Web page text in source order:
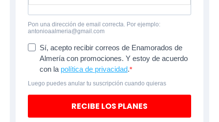
Pon una dirección de email correcta. Por ejemplo:
antonioaalmeria@gmail.com
Sí, acepto recibir correos de Enamorados de
Almería con promociones. Y estoy de acuerdo
con la política de privacidad.
Luego puedes anular tu suscripción cuando quieras
RECIBE LOS PLANES